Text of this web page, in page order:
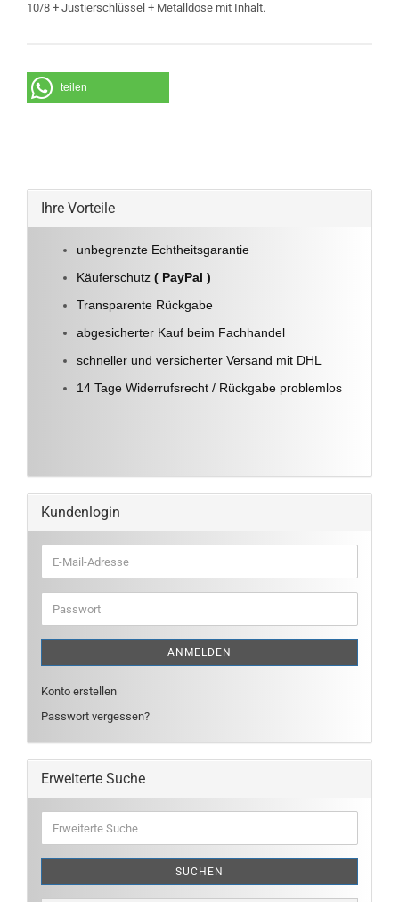
10/8 + Justierschlüssel + Metalldose mit Inhalt.
teilen
Ihre Vorteile
unbegrenzte Echtheitsgarantie
Käuferschutz ( PayPal )
Transparente Rückgabe
abgesicherter Kauf beim Fachhandel
schneller und versicherter Versand mit DHL
14 Tage Widerrufsrecht / Rückgabe problemlos
Kundenlogin
E-
Mail-
Adresse
Passwort
ANMELDEN
Konto erstellen
Passwort vergessen?
Erweiterte Suche
Suche
SUCHEN